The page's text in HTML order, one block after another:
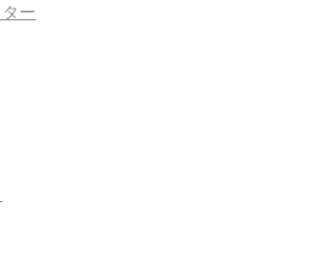
ー